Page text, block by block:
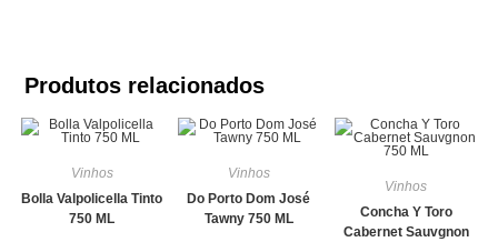
Produtos relacionados
Vinhos
Bolla Valpolicella Tinto
750 ML
Vinhos
Do Porto Dom José
Tawny 750 ML
Vinhos
Concha Y Toro
Cabernet Sauvgnon